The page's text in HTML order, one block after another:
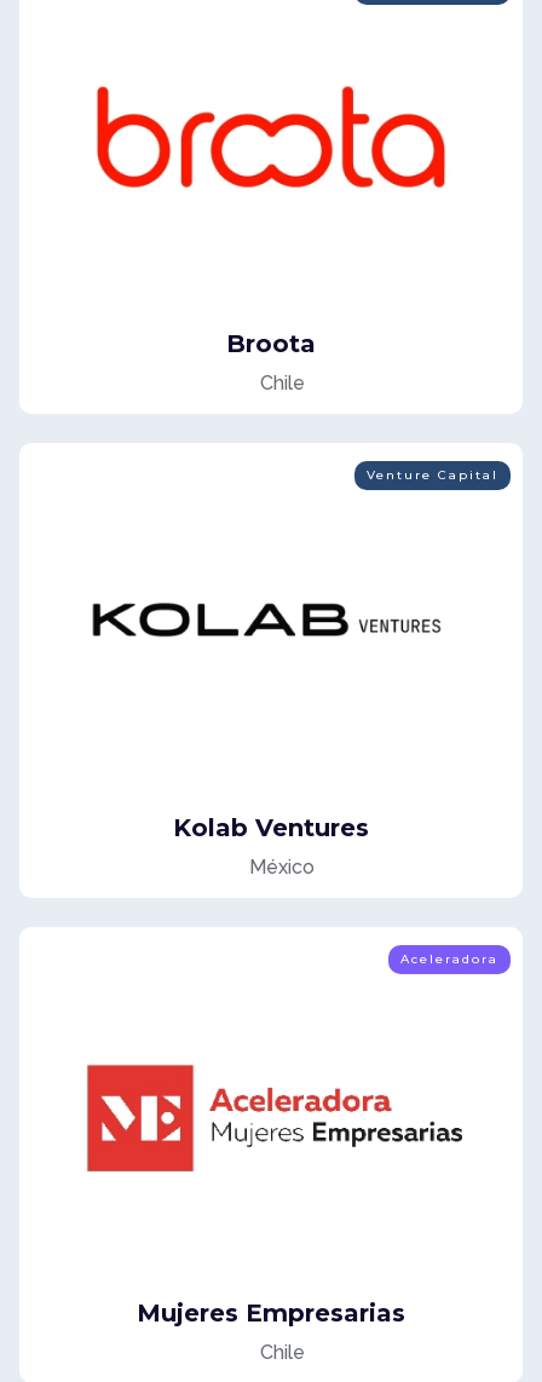
Broota
Chile
Venture Capital
Kolab Ventures
México
Aceleradora
Mujeres Empresarias
Chile